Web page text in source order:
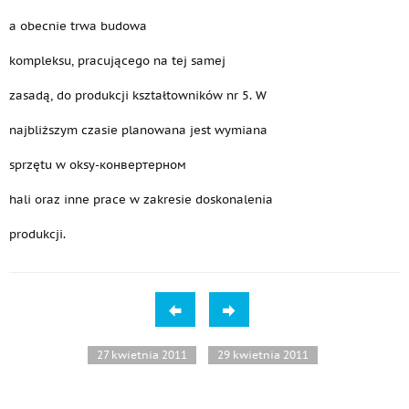
a obecnie trwa budowa
kompleksu, pracującego na tej samej
zasadą, do produkcji kształtowników nr 5. W
najbliższym czasie planowana jest wymiana
sprzętu w oksy-конвертерном
hali oraz inne prace w zakresie doskonalenia
produkcji.
27 kwietnia 2011 29 kwietnia 2011